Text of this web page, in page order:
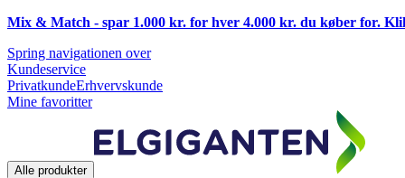
Mix & Match - spar 1.000 kr. for hver 4.000 kr. du køber for.
Spring navigationen over
Kundeservice
PrivatkundeErhvervskunde
Mine favoritter
Alle produkter